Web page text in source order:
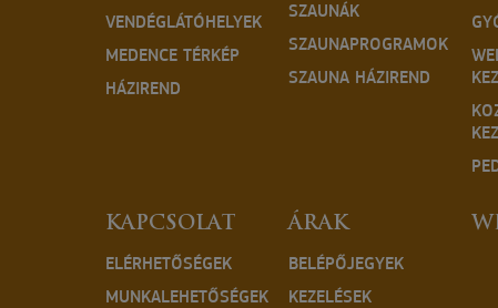
VENDÉGLÁTÓHELYEK
MEDENCE TÉRKÉP
HÁZIREND
SZAUNÁK
SZAUNAPROGRAMOK
SZAUNA HÁZIREND
KAPCSOLAT
ELÉRHETŐSÉGEK
MUNKALEHETŐSÉGEK
ÁRAK
BELÉPŐJEGYEK
KEZELÉSEK